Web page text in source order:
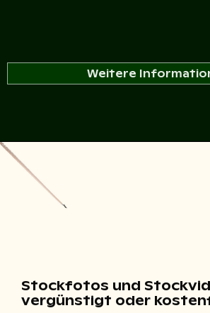
Weitere
Stockfotos und
vergünstigt oder